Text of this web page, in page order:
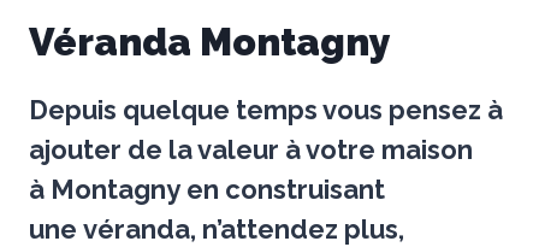
Véranda Montagny
Depuis quelque temps vous pensez à
ajouter de la valeur à votre maison
à Montagny en construisant
une véranda, n’attendez plus,